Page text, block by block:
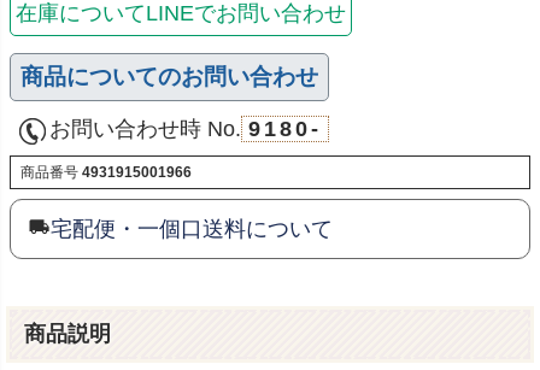
在庫についてLINEでお問い合わせ
商品についてのお問い合わせ
お問い合わせ時 No. 9180-
商品番号 4931915001966
宅配便・一個口送料について
商品説明